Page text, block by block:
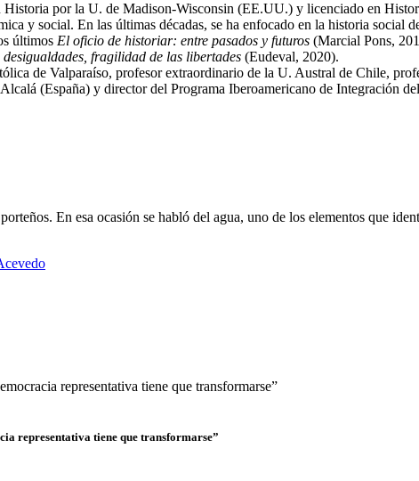
por la U. de Madison-Wisconsin (EE.UU.) y licenciado en
y social. En las últimas décadas, se ha enfocado en la historia
últimos El oficio de historiar: entre pasados y futuros (Marcial Pons,
desigualdades, fragilidad de las libertades (Eudeval, 2020).
de Valparaíso, profesor extraordinario de la U. Austral de Chile,
(España) y director del Programa Iberoamericano de Integración
En esa ocasión se habló del agua, uno de los elementos que
representativa tiene que transformarse”